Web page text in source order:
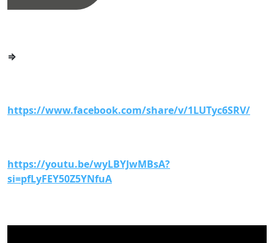
⇒
https://www.facebook.com/share/v/1LUTyc6SRV/
https://youtu.be/wyLBYJwMBsA?
si=pfLyFEY50Z5YNfuA